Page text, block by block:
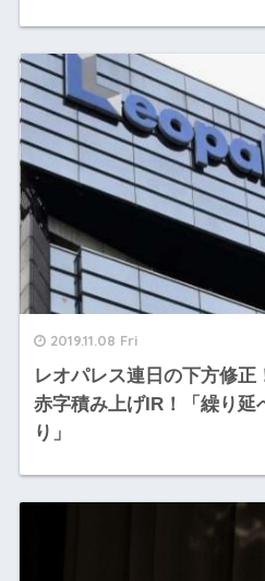
2019.11.08 Fri
レオパレス連日の下方修
赤字積み上げIR！「繰り延
り」